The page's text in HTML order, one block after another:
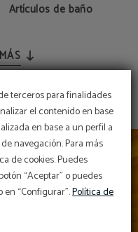
terceros para finalidades
el contenido en base
en base a un perfil a
navegación. Para más
de cookies. Puedes
“Aceptar” o puedes
“Configurar”.Política de
Artículos de baño